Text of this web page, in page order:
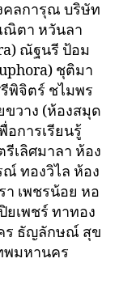
ลการุณ บริษัท
ณิตา หวันลา
ณัฐนรี ป้อม
ชุติมา
พิจิตร์ ชไมพร
ขวาง (ห้องสมุด
การเรียนรู้
เลิศมาลา ห้อง
ทองวิไล ห้อง
เพชรน้อย หอ
เพชร์ ทาทอง
ร ธัญลักษณ์ สุข
พมหานคร